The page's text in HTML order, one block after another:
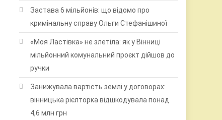
Застава 6 мільйонів: що відомо про
кримінальну справу Ольги Стефанішиної
«Моя Ластівка» не злетіла: як у Вінниці
мільйонний комунальний проєкт дійшов до
ручки
Занижувала вартість землі у договорах:
вінницька рієлторка відшкодувала понад
4,6 млн грн